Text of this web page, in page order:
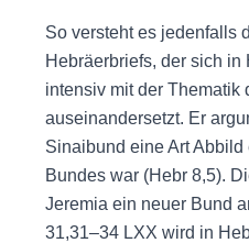
So versteht es jedenfalls
Hebräerbriefs, der sich in
intensiv mit der Thematik
auseinandersetzt. Er
Sinaibund eine Art Abbild
Bundes war (Hebr 8,5).
Jeremia ein neuer Bund
31,31–34 LXX wird in